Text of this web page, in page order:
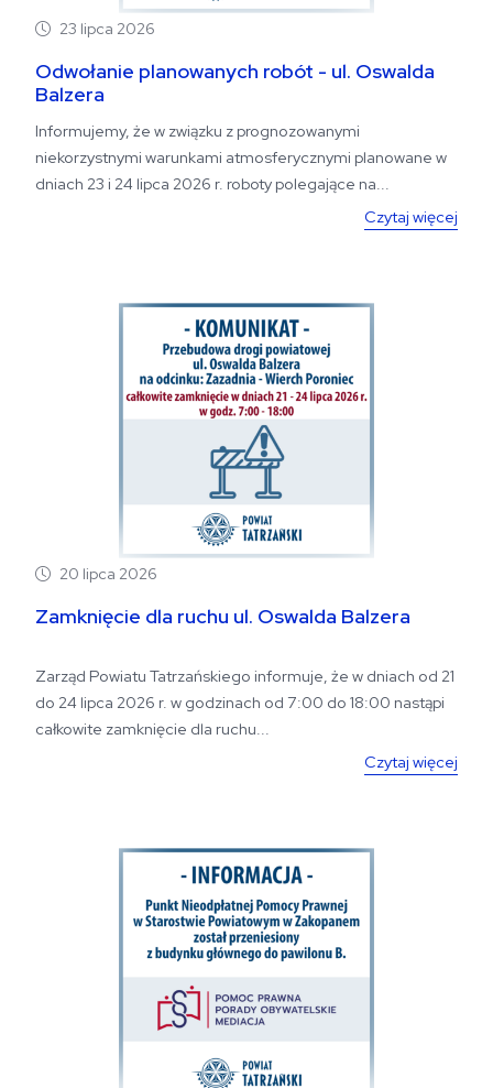
23 lipca 2026
Odwołanie planowanych robót - ul. Oswalda
Balzera
Informujemy, że w związku z prognozowanymi
niekorzystnymi warunkami atmosferycznymi planowane w
dniach 23 i 24 lipca 2026 r. roboty polegające na...
Czytaj więcej
20 lipca 2026
Zamknięcie dla ruchu ul. Oswalda Balzera
Zarząd Powiatu Tatrzańskiego informuje, że w dniach od 21
do 24 lipca 2026 r. w godzinach od 7:00 do 18:00 nastąpi
całkowite zamknięcie dla ruchu...
Czytaj więcej